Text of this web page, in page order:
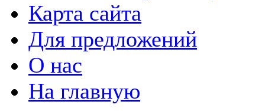
Карта сайта
Для предложений
О нас
На главную